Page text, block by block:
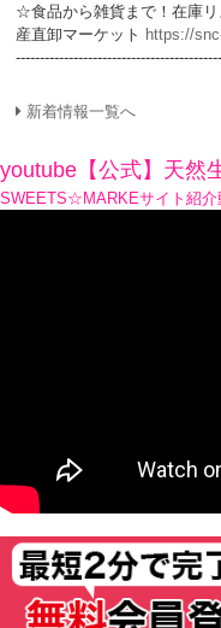
☆食品から雑貨まで！在庫
産直卸マーケット https://
新着情報一覧へ
youtube【公式】天然
SWEETS☆MARKEサイト紹介